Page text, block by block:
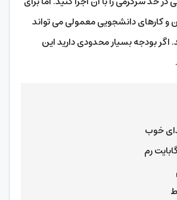
و کارهای دانشجویی معمولی می تواند
اگر بودجه بسیار محدودی دارید این
خوب